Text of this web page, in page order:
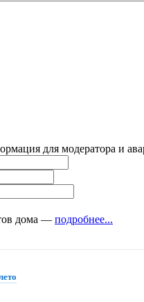
для модератора и
дома — подробнее...